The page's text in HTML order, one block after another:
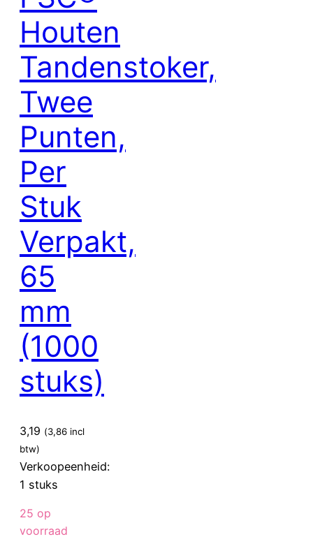
Houten
Tandenstoker,
Twee
Punten,
Per
Stuk
Verpakt,
65
mm
(1000
stuks)
3,19 (3,86 incl
btw)
Verkoopeenheid:
1 stuks
25 op
voorraad